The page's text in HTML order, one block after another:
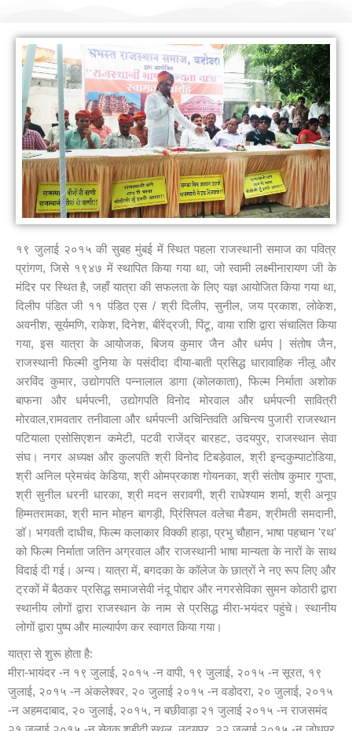
१९ जुलाई २०१५ की सुबह मुंबई में स्थित पहला राजस्थानी समाज का पवित्र
प्रांगण, जिसे १९४७ में स्थापित किया गया था, जो स्वामी लक्ष्मीनारायण जी के
मंदिर पर स्थित है, जहाँ यात्रा की सफलता के लिए यज्ञ आयोजित किया गया था,
दिलीप पंडित जी ११ पंडित एस / श्री दिलीप, सुनील, जय प्रकाश, लोकेश,
अवनीश, सूर्यमणि, राकेश, दिनेश, बीरेंद्रजी, पिंटू, वाया राशि द्वारा संचालित किया
गया, इस यात्रा के आयोजक, बिजय कुमार जैन और धर्मप | संतोष जैन,
राजस्थानी फिल्मी दुनिया के पसंदीदा दीया-बाती प्रसिद्ध धारावाहिक नीलू और
अरविंद कुमार, उद्योगपति पन्नालाल डागा (कोलकाता), फिल्म निर्माता अशोक
बाफना और धर्मपत्नी, उद्योगपति विनोद मोरवाल और धर्मपत्नी सावित्री
मोरवाल,रामवतार तनीवाला और धर्मपत्नी अचिन्तिवति अचिन्त्य पुजारी राजस्थान
पटियाला एसोसिएशन कमेटी, पटवी राजेंद्र बारहट, उदयपुर, राजस्थान सेवा
संघ। नगर अध्यक्ष और कुलपति श्री विनोद टिबड़ेवाल, श्री इन्दकुम्पाटोडिया,
श्री अनिल प्रेमचंद केडिया, श्री ओमप्रकाश गोयनका, श्री संतोष कुमार गुप्ता,
श्री सुनील धरनी धारका, श्री मदन सरावगी, श्री राधेश्याम शर्मा, श्री अनूप
हिम्मतरामका, श्री मान मोहन बागड़ी, प्रिंसिपल वलेचा मैडम, श्रीमती समदानी,
डॉ। भगवती दाधीच, फिल्म कलाकार विक्की हाड़ा, प्रभु चौहान, भाषा पहचान 'रथ'
को फिल्म निर्माता जतिन अग्रवाल और राजस्थानी भाषा मान्यता के नारों के साथ
विदाई दी गई। अन्य। यात्रा में, बगदका के कॉलेज के छात्रों ने नए रूप लिए और
ट्रकों में बैठकर प्रसिद्ध समाजसेवी नंदू पोद्दार और नगरसेविका सुमन कोठारी द्वारा
स्थानीय लोगों द्वारा राजस्थान के नाम से प्रसिद्ध मीरा-भयंदर पहुंचे। स्थानीय
लोगों द्वारा पुष्प और माल्यार्पण कर स्वागत किया गया।
यात्रा से शुरू होता है:
मीरा-भायंदर -न १९ जुलाई, २०१५ -न वापी, १९ जुलाई, २०१५ -न सूरत, १९
जुलाई, २०१५ -न अंकलेश्वर, २० जुलाई २०१५ -न वडोदरा, २० जुलाई, २०१५
-न अहमदाबाद, २० जुलाई, २०१५, न बछीवाड़ा २१ जुलाई २०१५ -न राजसमंद